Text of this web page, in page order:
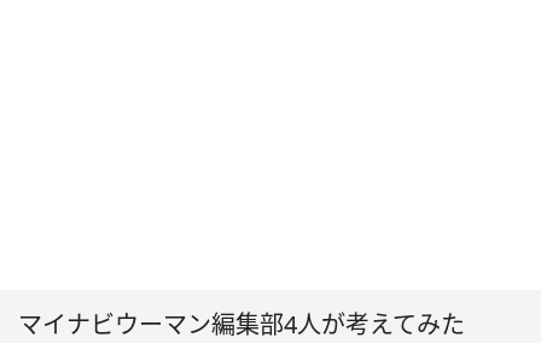
マイナビウーマン編集部4人が考えてみた